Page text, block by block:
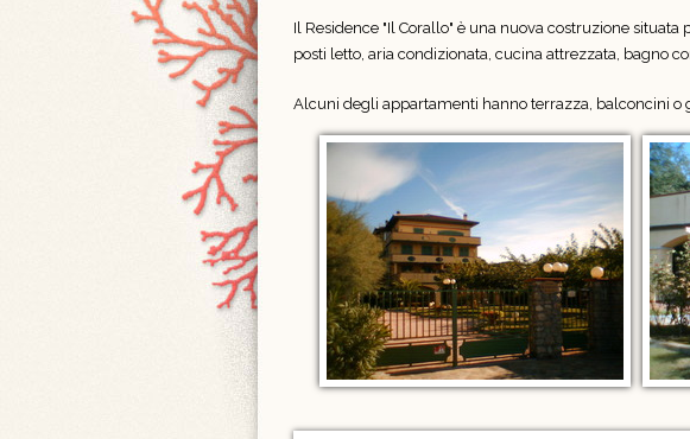
Il Residence "Il Corallo" è una nuova costruzione
posti letto, aria condizionata, cucina attrezzata, bagno
Alcuni degli appartamenti hanno terrazza, balconcini o